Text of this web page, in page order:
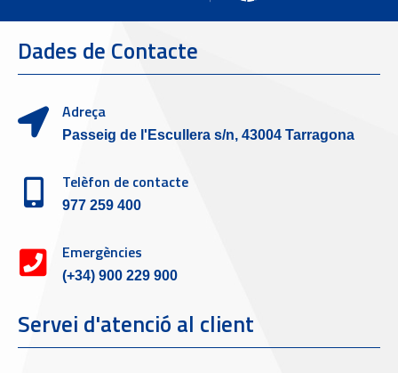
Dades de Contacte
Adreça
Passeig de l'Escullera s/n, 43004 Tarragona
Telèfon de contacte
977 259 400
Emergències
(+34) 900 229 900
Servei d'atenció al client